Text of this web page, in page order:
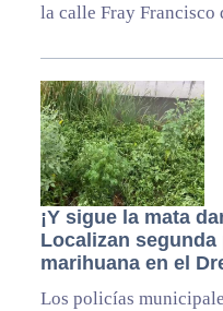
la calle Fray Francisco
¡Y sigue la mata
Localizan segunda
marihuana en el
Los policías